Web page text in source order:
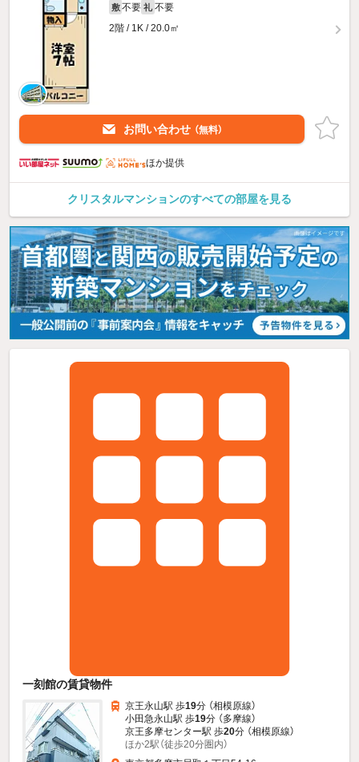
敷 不要 礼 不要
2階 / 1K / 20.0㎡
お問い合わせ （無料）
ほか提供
クリスタルマンションのすべての部屋を見る
一刻館の賃貸物件
京王永山駅 歩19分 （相模原線）
小田急永山駅 歩19分 （多摩線）
京王多摩センター駅 歩20分 （相模原線）
ほか2駅（徒歩20分圏内）